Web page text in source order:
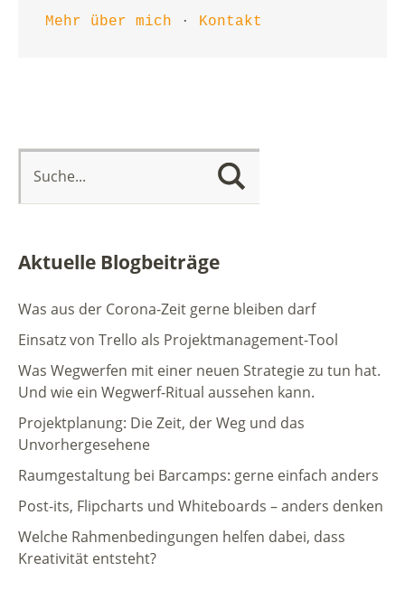
Mehr über mich · Kontakt
Aktuelle Blogbeiträge
Was aus der Corona-Zeit gerne bleiben darf
Einsatz von Trello als Projektmanagement-Tool
Was Wegwerfen mit einer neuen Strategie zu tun hat.
Und wie ein Wegwerf-Ritual aussehen kann.
Projektplanung: Die Zeit, der Weg und das
Unvorhergesehene
Raumgestaltung bei Barcamps: gerne einfach anders
Post-its, Flipcharts und Whiteboards – anders denken
Welche Rahmenbedingungen helfen dabei, dass
Kreativität entsteht?